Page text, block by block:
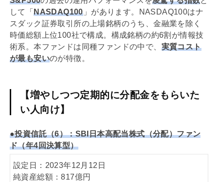
して「NASDAQ100」があります。NASDAQ100はナ
スダック証券取引所の上場銘柄のうち、金融業を除く
時価総額上位100社で構成。構成銘柄の約6割が情報技
術系。本ファンドは同種ファンドの中で、 実質コスト
が最も安いのが特徴。
【増やしつつ定期的に分配金をもらいた
い人向け】
●投資信託（6）：SBI日本高配当株式（分配）ファン
ド（年4回決算型）
設定日：2023年12月12日
純資産総額：817億円